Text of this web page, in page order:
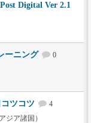
Digital Ver 2.1
ーニング
0
ツコツ
4
ジア諸国）